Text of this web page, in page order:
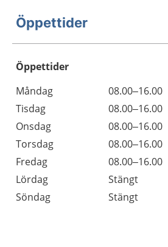
Öppettider
Öppettider
Dag
Öppettider
Kommentarer
Måndag
08.00–16.00
Tisdag
08.00–16.00
Onsdag
08.00–16.00
Torsdag
08.00–16.00
Fredag
08.00–16.00
Lördag
Stängt
Söndag
Stängt